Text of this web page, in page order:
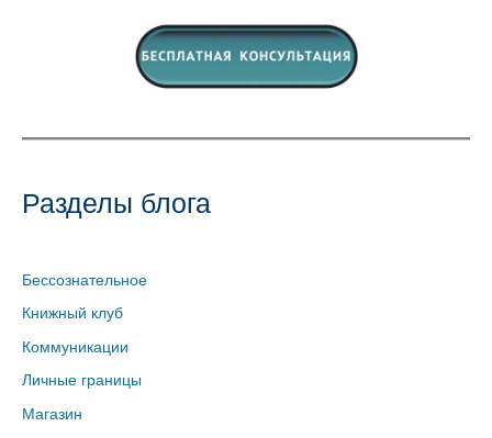
Разделы блога
Бессознательное
Книжный клуб
Коммуникации
Личные границы
Магазин